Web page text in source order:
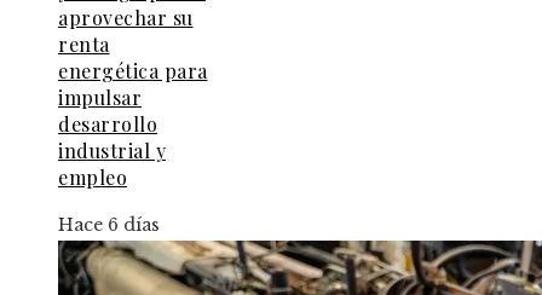
aprovechar su
renta
energética para
impulsar
desarrollo
industrial y
empleo
Hace 6 días